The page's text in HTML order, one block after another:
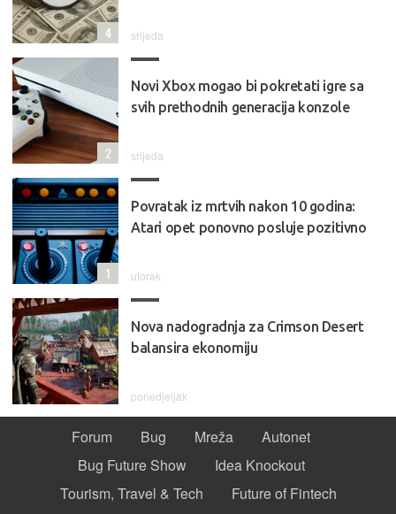
srijeda
4
Novi Xbox mogao bi pokretati igre sa
svih prethodnih generacija konzole
srijeda
2
Povratak iz mrtvih nakon 10 godina:
Atari opet ponovno posluje pozitivno
utorak
1
Nova nadogradnja za Crimson Desert
balansira ekonomiju
ponedjeljak
Forum Bug Mreža
Autonet
Bug Future Show
Idea Knockout
Tourism, Travel & Tech
Future of Fintech